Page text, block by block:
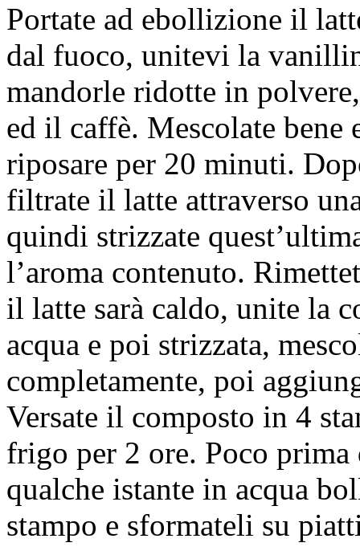
Portate ad ebollizione il
dal fuoco, unitevi la
mandorle ridotte in
ed il caffè. Mescolate bene
riposare per 20 minuti.
filtrate il latte attraverso
quindi strizzate
l’aroma contenuto.
il latte sarà caldo, unite la
acqua e poi strizzata,
completamente, poi
Versate il composto in 4
frigo per 2 ore. Poco
qualche istante in acqua
stampo e sformateli su